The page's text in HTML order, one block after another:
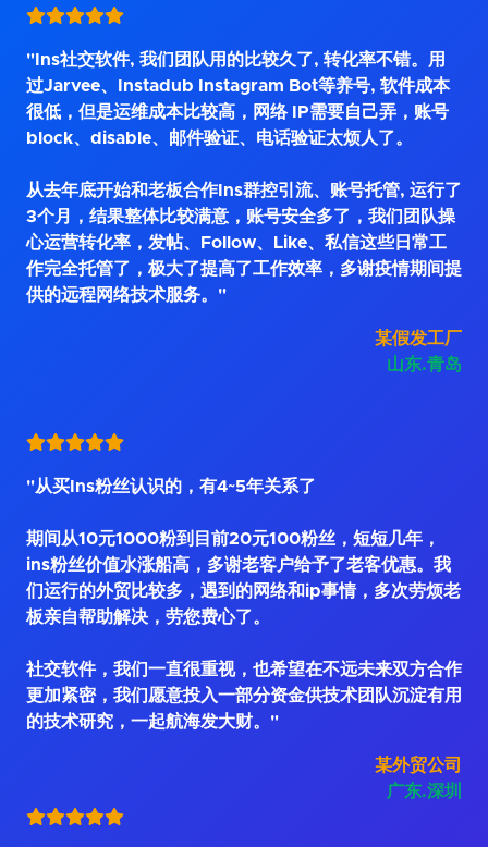
"Ins社交软件, 我们团队用的比较久了, 转化率不错。用
过Jarvee、Instadub Instagram Bot等养号, 软件成本
很低，但是运维成本比较高，网络 IP需要自己弄，账号
block、disable、邮件验证、电话验证太烦人了。
从去年底开始和老板合作Ins群控引流、账号托管, 运行了
3个月，结果整体比较满意，账号安全多了，我们团队操
心运营转化率，发帖、Follow、Like、私信这些日常工
作完全托管了，极大了提高了工作效率，多谢疫情期间提
供的远程网络技术服务。"
某假发工厂
山东.青岛
"从买Ins粉丝认识的，有4~5年关系了
期间从10元1000粉到目前20元100粉丝，短短几年，
ins粉丝价值水涨船高，多谢老客户给予了老客优惠。我
们运行的外贸比较多，遇到的网络和ip事情，多次劳烦老
板亲自帮助解决，劳您费心了。
社交软件，我们一直很重视，也希望在不远未来双方合作
更加紧密，我们愿意投入一部分资金供技术团队沉淀有用
的技术研究，一起航海发大财。"
某外贸公司
广东.深圳